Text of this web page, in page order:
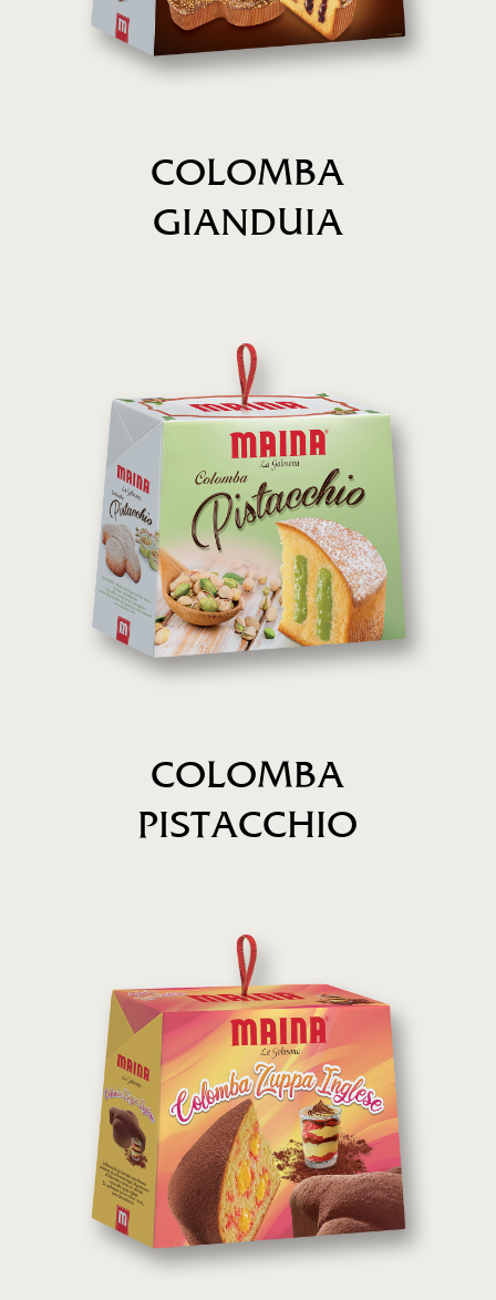
COLOMBA
GIANDUIA
COLOMBA
PISTACCHIO